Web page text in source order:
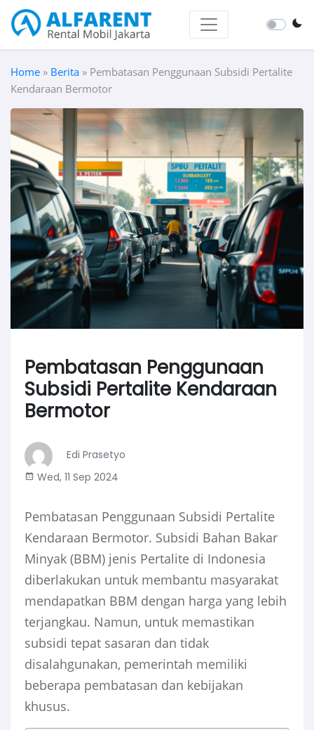
Home » Berita » Pembatasan Penggunaan Subsidi Pertalite
Kendaraan Bermotor
Pembatasan Penggunaan
Subsidi Pertalite Kendaraan
Bermotor
Edi Prasetyo
Wed, 11 Sep 2024
Pembatasan Penggunaan Subsidi Pertalite
Kendaraan Bermotor. Subsidi Bahan Bakar
Minyak (BBM) jenis Pertalite di Indonesia
diberlakukan untuk membantu masyarakat
mendapatkan BBM dengan harga yang lebih
terjangkau. Namun, untuk memastikan
subsidi tepat sasaran dan tidak
disalahgunakan, pemerintah memiliki
beberapa pembatasan dan kebijakan
khusus.